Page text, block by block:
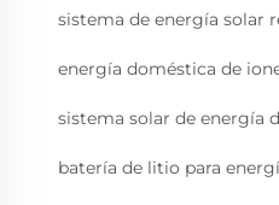
sistema de energía solar
energía doméstica de
sistema solar de energía
batería de litio para